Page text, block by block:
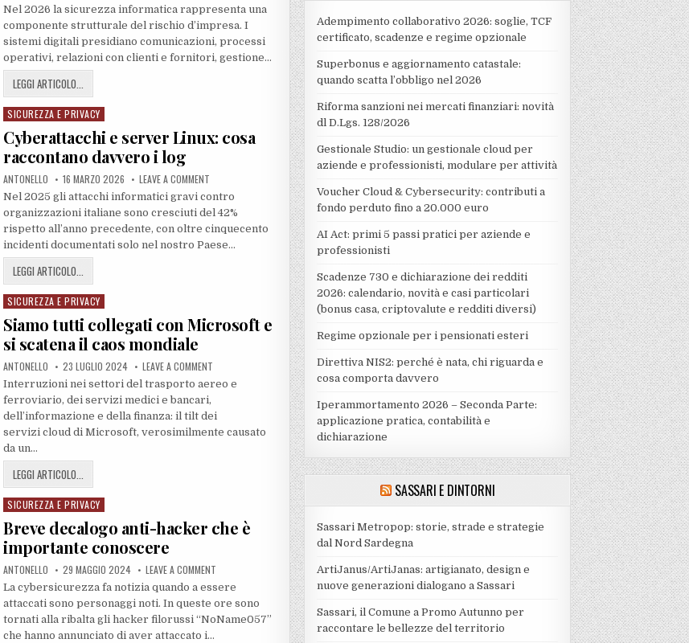
Nel 2026 la sicurezza informatica rappresenta una
componente strutturale del rischio d’impresa. I
sistemi digitali presidiano comunicazioni, processi
operativi, relazioni con clienti e fornitori, gestione…
LEGGI ARTICOLO...
Posted
in
SICUREZZA E PRIVACY
Cyberattacchi e server Linux: cosa
raccontano davvero i log
ANTONELLO 16 MARZO 2026 LEAVE A COMMENT
Nel 2025 gli attacchi informatici gravi contro
organizzazioni italiane sono cresciuti del 42%
rispetto all’anno precedente, con oltre cinquecento
incidenti documentati solo nel nostro Paese…
LEGGI ARTICOLO...
Posted
in
SICUREZZA E PRIVACY
Siamo tutti collegati con Microsoft e
si scatena il caos mondiale
ANTONELLO 23 LUGLIO 2024 LEAVE A COMMENT
Interruzioni nei settori del trasporto aereo e
ferroviario, dei servizi medici e bancari,
dell’informazione e della finanza: il tilt dei
servizi cloud di Microsoft, verosimilmente causato
da un…
LEGGI ARTICOLO...
Posted
in
SICUREZZA E PRIVACY
Breve decalogo anti-hacker che è
importante conoscere
ANTONELLO 29 MAGGIO 2024 LEAVE A COMMENT
La cybersicurezza fa notizia quando a essere
attaccati sono personaggi noti. In queste ore sono
tornati alla ribalta gli hacker filorussi “NoName057”
che hanno annunciato di aver attaccato i…
Adempimento collaborativo 2026: soglie, TCF
certificato, scadenze e regime opzionale
Superbonus e aggiornamento catastale:
quando scatta l’obbligo nel 2026
Riforma sanzioni nei mercati finanziari: novità
dl D.Lgs. 128/2026
Gestionale Studio: un gestionale cloud per
aziende e professionisti, modulare per attività
Voucher Cloud & Cybersecurity: contributi a
fondo perduto fino a 20.000 euro
AI Act: primi 5 passi pratici per aziende e
professionisti
Scadenze 730 e dichiarazione dei redditi
2026: calendario, novità e casi particolari
(bonus casa, criptovalute e redditi diversi)
Regime opzionale per i pensionati esteri
Direttiva NIS2: perché è nata, chi riguarda e
cosa comporta davvero
Iperammortamento 2026 – Seconda Parte:
applicazione pratica, contabilità e
dichiarazione
SASSARI E DINTORNI
Sassari Metropop: storie, strade e strategie
dal Nord Sardegna
ArtiJanus/ArtiJanas: artigianato, design e
nuove generazioni dialogano a Sassari
Sassari, il Comune a Promo Autunno per
raccontare le bellezze del territorio